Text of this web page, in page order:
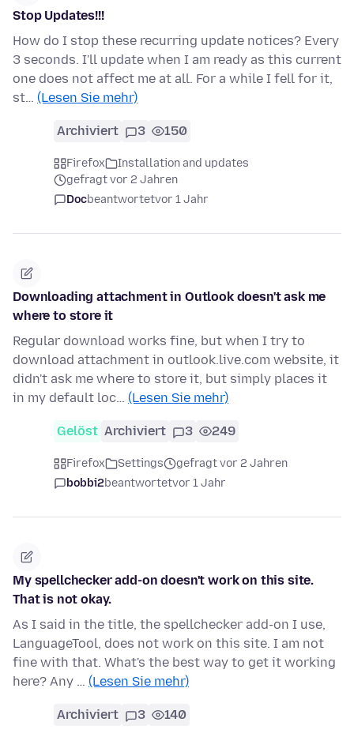
Stop Updates!!!
How do I stop these recurring update notices? Every
3 seconds. I'll update when I am ready as this current
one does not affect me at all. For a while I fell for it,
st… (Lesen Sie mehr)
Archiviert 3 150
Firefox
Installation and updates
gefragt vor 2 Jahren
Docbeantwortetvor 1 Jahr
Downloading attachment in Outlook doesn't ask me
where to store it
Regular download works fine, but when I try to
download attachment in outlook.live.com website, it
didn't ask me where to store it, but simply places it
in my default loc… (Lesen Sie mehr)
Gelöst Archiviert 3 249
Firefox Settings
gefragt vor 2 Jahren
bobbi2beantwortetvor 1 Jahr
My spellchecker add-on doesn't work on this site.
That is not okay.
As I said in the title, the spellchecker add-on I use,
LanguageTool, does not work on this site. I am not
fine with that. What's the best way to get it working
here? Any … (Lesen Sie mehr)
Archiviert 3 140